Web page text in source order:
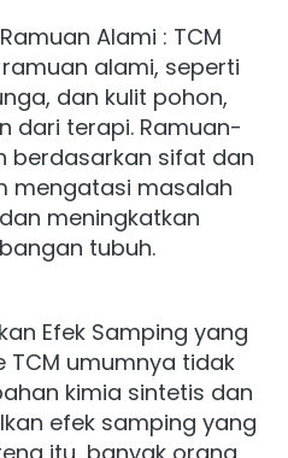
Alami : TCM
alami, seperti
dan kulit pohon,
dari terapi. Ramuan-
berdasarkan sifat dan
mengatasi masalah
meningkatkan
tubuh.
Efek Samping yang
TCM umumnya tidak
kimia sintetis dan
efek samping yang